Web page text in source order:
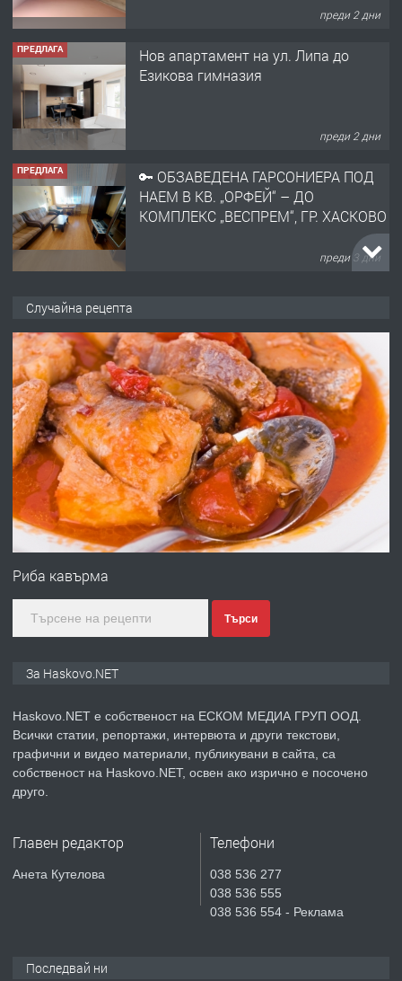
преди 2 дни
ПРЕДЛАГА
Нов апартамент на ул. Липа до
Езикова гимназия
преди 2 дни
ПРЕДЛАГА
🔑 ОБЗАВЕДЕНА ГАРСОНИЕРА ПОД
НАЕМ В КВ. „ОРФЕЙ“ – ДО
КОМПЛЕКС „ВЕСПРЕМ“, ГР. ХАСКОВО
преди 3 дни
АПАРТАМЕНТ В ЦЕНТЪРА НА ГР.
ХАСКОВО
преди 4 дни
ПРЕДЛАГА Давам гараж под наем
преди 4 дни
ПРЕДЛАГА
№4120 Магазин/Офис под наем в кв.
преди 5 дни
ПРЕДЛАГА
Продавам парцел в гр. Хасково кв.
СГЛОБЯВАНЕ НА МЕБЕЛИ.
Случайна рецепта
Риба кавърма
Търси
За Haskovo.NET
Haskovo.NET е собственост на ЕСКОМ МЕДИА ГРУП ООД.
Всички статии, репортажи, интервюта и други текстови,
графични и видео материали, публикувани в сайта, са
собственост на Haskovo.NET, освен ако изрично е посочено
друго.
Главен редактор
Анета Кутелова
Телефони
038 536 277
038 536 555
038 536 554 - Реклама
Последвай ни